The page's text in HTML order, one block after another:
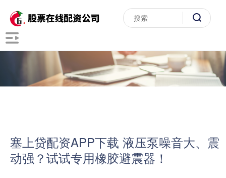
塞上贷配资APP下载 液压泵噪音大、震
动强？试试专用橡胶避震器！